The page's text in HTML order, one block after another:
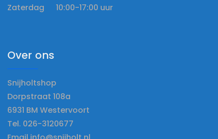
Zaterdag 10:00-17:00 uur
Over ons
Snijholtshop
Dorpstraat 108a
6931 BM Westervoort
Tel. 026-3120677